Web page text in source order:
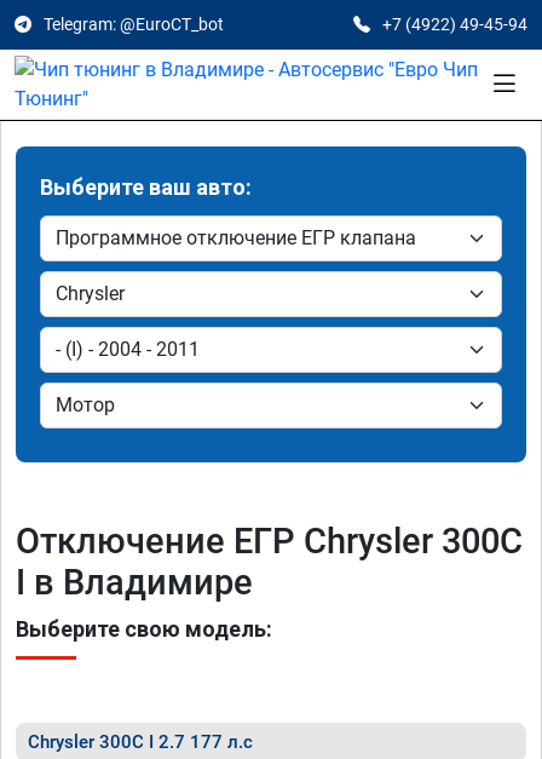
Telegram: @EuroCT_bot +7 (4922) 49-45-94
Выберите ваш авто:
Отключение ЕГР Chrysler 300C
I в Владимире
Выберите свою модель:
Chrysler 300C I 2.7 177 л.с